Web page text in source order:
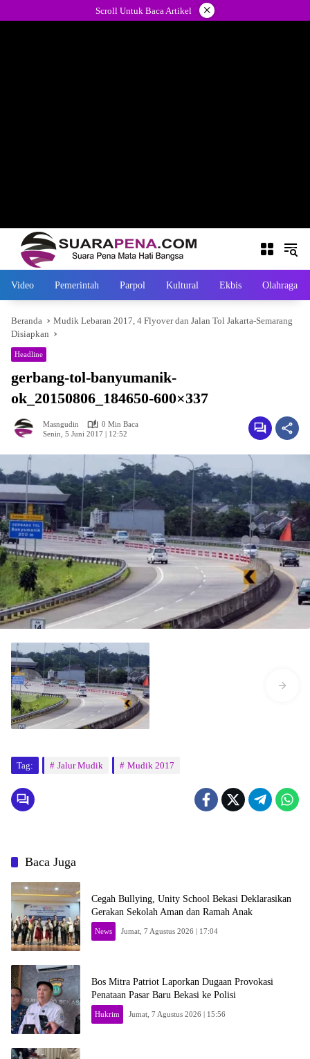
ke
Scroll Untuk Baca Artikel ×
Video Pemerintah Parpol Kultural Ekbis Olahraga
Beranda
Mudik Lebaran 2017, 4 Flyover dan Jalan Tol Jakarta-Semarang
Disiapkan
Headline
gerbang-tol-banyumanik-
ok_20150806_184650-600×337
Masngudin
0 Min Baca
Senin, 5 Juni 2017 | 12:52
Tag: Jalur Mudik Mudik 2017
Baca Juga
Cegah Bullying, Unity School Bekasi Deklarasikan
Gerakan Sekolah Aman dan Ramah Anak
News Jumat, 7 Agustus 2026 | 17:04
Bos Mitra Patriot Laporkan Dugaan Provokasi
Penataan Pasar Baru Bekasi ke Polisi
Hukrim Jumat, 7 Agustus 2026 | 15:56